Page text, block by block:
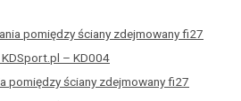
pomiędzy ściany zdejmowany fi27